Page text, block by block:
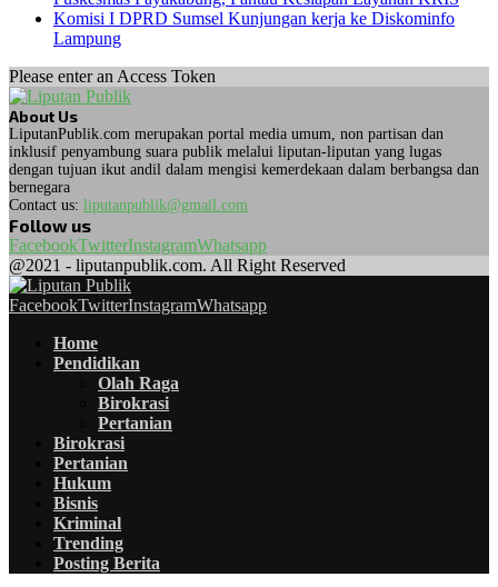
Komisi I DPRD Sumsel Kunjungan kerja ke Diskominfo
Lampung
Please enter an Access Token
About Us
LiputanPublik.com merupakan portal media umum, non partisan dan
inklusif penyambung suara publik melalui liputan-liputan yang lugas
dengan tujuan ikut andil dalam mengisi kemerdekaan dalam berbangsa dan
bernegara
Contact us: liputanpublik@gmail.com
Follow us
FacebookTwitterInstagramWhatsapp
@2021 - liputanpublik.com. All Right Reserved
FacebookTwitterInstagramWhatsapp
Home
Pendidikan
Olah Raga
Birokrasi
Pertanian
Birokrasi
Pertanian
Hukum
Bisnis
Kriminal
Trending
Posting Berita